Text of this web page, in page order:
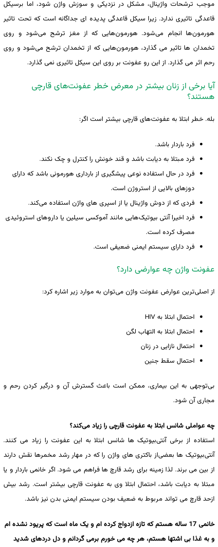
موجب ترشحات واژینال، مشکل در نزدیکی و سوزش واژن شود، اما برسیکل
قاعدگی تاثیری ندارد. زیرا سیکل قاعدگی پدیده ای جداگانه است که تحت تاثیر
هورمون‌ها انجام می‌شود. هورمون‌هایی که از مغز ترشح می‌شود و روی
تخمدان ها تاثیر می گذارد، هورمون‌هایی که از تخمدان ترشح می‌شود و روی
رحم اثر می گذارد. از این رو عفونت بر روی این سیکل تاثیری نمی گذارد.
آیا برخی از زنان بیشتر در معرض خطر عفونت‌های قارچی
هستند؟
بله. خطر ابتلا به عفونت‌های قارچی بیشتر است اگر:
فرد باردار باشد.
فرد مبتلا به دیابت باشد و قند خونش را کنترل و چک نکند.
فرد در حال استفاده نوعی پیشگیری از بارداری هورمونی باشد که دارای
دوزهای بالایی از استروژن است.
فردی که از دوش واژینال یا از اسپری های واژن استفاده می‌کند.
فرد اخیرا آنتی بیوتیک‌هایی مانند آموکسی سیلین یا داروهای استروئیدی
مصرف کرده است.
فرد دارای سیستم ایمنی ضعیفی است.
عفونت واژن چه عوارضی دارد؟
از اصلی‌ترین عوارض عفونت واژن می‌توان به موارد زیر اشاره کرد:
احتمال ابتلا به HIV
احتمال ابتلا به التهاب لگن
احتمال نازایی در زنان
احتمال سقط جنین
بی‌توجهی به این بیماری، ممکن است باعث گسترش آن و درگیر کردن رحم و
مجاری آن شود.
چه عواملی شانس ابتلا به عفونت قارچی را زیاد می‌کند؟
استفاده از برخی آنتی‌بیوتیک ‌ها شانس ابتلا به این عفونت را زیاد می‌ کنند.
آنتی‌بیوتیک ‌ها بعضی‌از باکتری ‌های واژن را که در مهار رشد مخمرها نقش دارند
از بین می ‌برند. لذا زمینه‌ برای رشد قارچ ‌ها فراهم می ‌شود. اگر خانمی باردار و یا
مبتلا به دیابت باشد، احتمال ابتلا وی به عفونت قارچی بیشتر است. رشد بیش
‌ازحد قارچ می ‌تواند مربوط به ضعیف ‌بودن سیستم ایمنی بدن نیز باشد.
خانمی 17 ساله هستم که تازه ازدواج کرده ام و یک ماه است که پریود نشده ام
و به غذا بی اشتها هستم، هر چه می خورم برمی گردانم و دل دردهای شدید